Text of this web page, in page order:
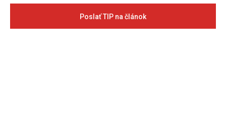
Poslať TIP na článok